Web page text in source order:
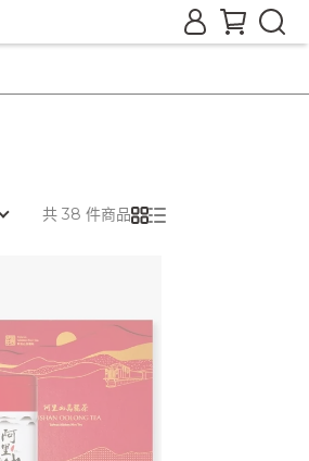
共 38 件商品